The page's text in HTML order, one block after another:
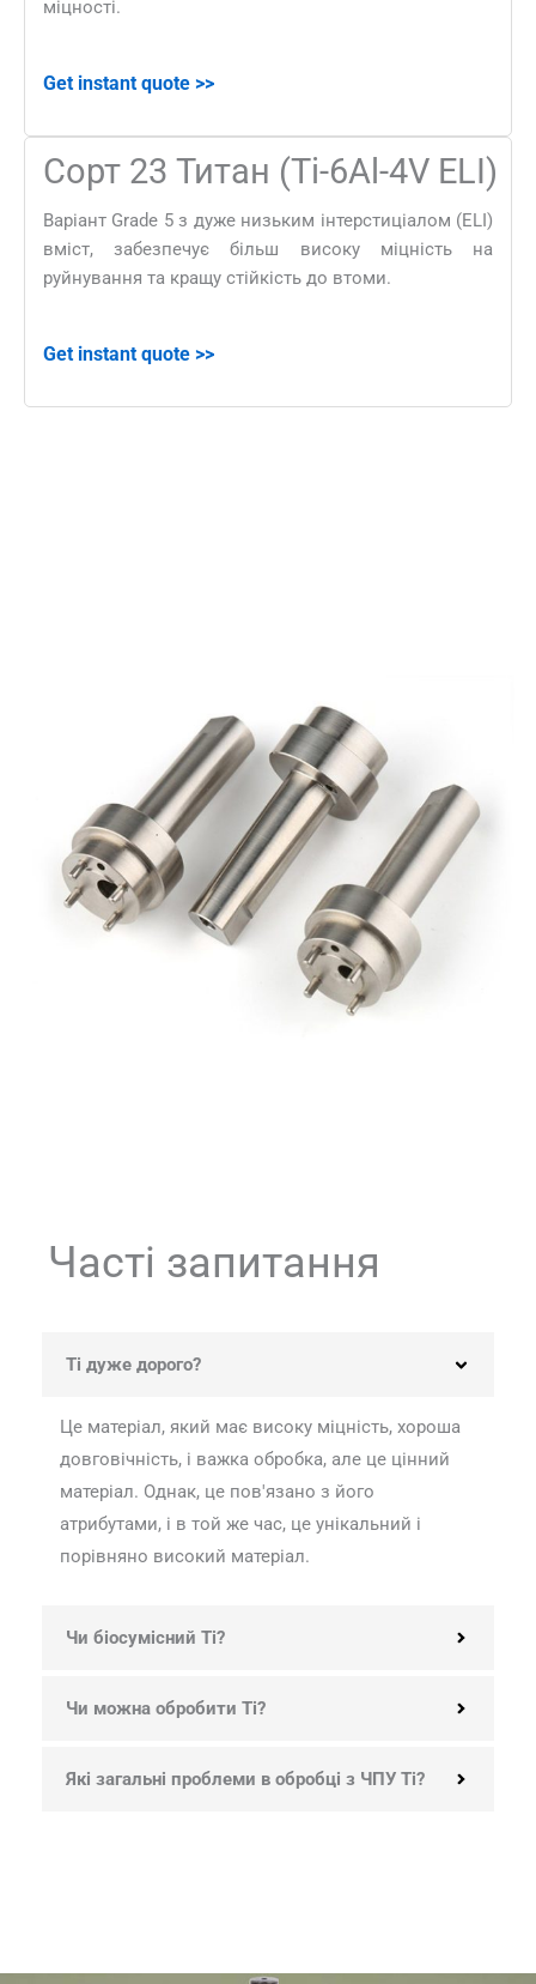
міцності.
Get instant quote >>
Сорт 23 Титан (Ti-6Al-4V ELI)
Варіант Grade 5 з дуже низьким інтерстиціалом (ELI)
вміст, забезпечує більш високу міцність на
руйнування та кращу стійкість до втоми.
Get instant quote >>
Часті запитання
Ті дуже дорого?
Це матеріал, який має високу міцність, хороша
довговічність, і важка обробка, але це цінний
матеріал. Однак, це пов'язано з його
атрибутами, і в той же час, це унікальний і
порівняно високий матеріал.
Чи біосумісний Ti?
Чи можна обробити Ti?
Які загальні проблеми в обробці з ЧПУ Ti?